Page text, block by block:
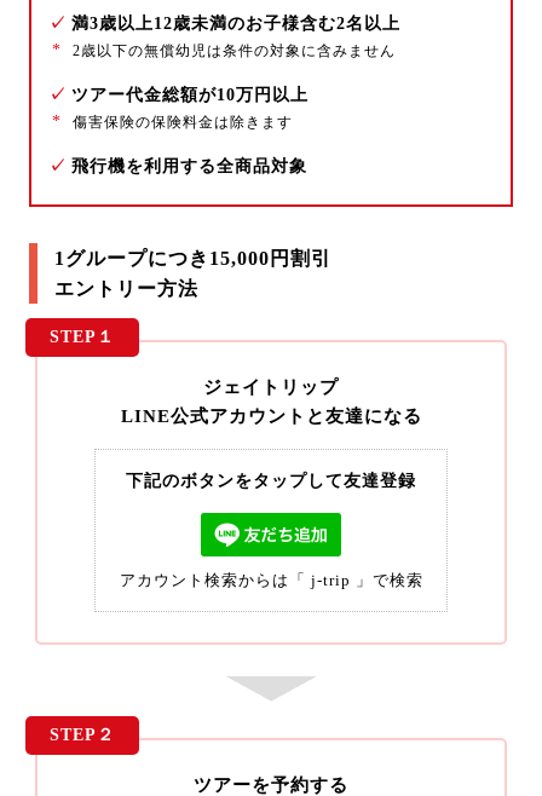
✓ 満3歳以上12歳未満のお子様含む2名以上
*
2歳以下の無償幼児は条件の対象に含みません
✓ ツアー代金総額が10万円以上
*
傷害保険の保険料金は除きます
✓ 飛行機を利用する全商品対象
1グループにつき15,000円割引
エントリー方法
STEP１
ジェイトリップ
LINE公式アカウントと友達になる
下記のボタンをタップして友達登録
アカウント検索からは「 j-trip 」で検索
STEP２
ツアーを予約する